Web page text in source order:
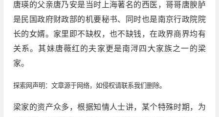
唐瑛的父亲唐乃安是当时上海著名的西医，哥哥唐腴胪
是民国政府财政部的机要秘书、同时也是南京行政院院
长的女婿。家里即不缺权，也不缺钱，在政界商界均有
关系。其妹唐薇红的夫家更是南浔四大家族之一的梁
家。
探索网声明：文章源于网络，如侵权请联系我们删除。
梁家的资产众多，根据知情人士讲，某个特殊时期，为